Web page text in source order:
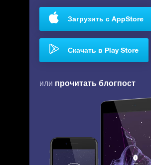
Загрузить с AppStore
Скачать в Play Store
или прочитать блогпост